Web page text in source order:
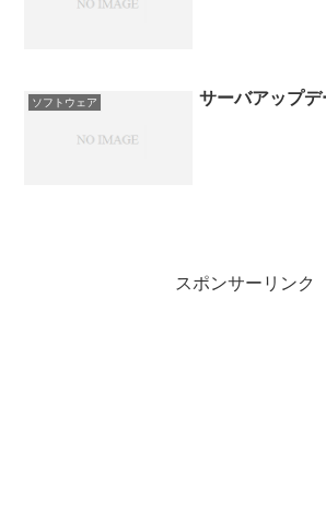
ソフトウェア サーバアップ
スポンサーリンク